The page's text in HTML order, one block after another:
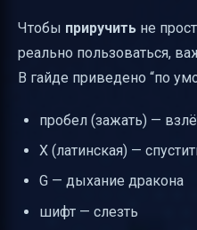
Чтобы приручить не
реально пользоваться,
В гайде приведено “по
пробел (зажать) —
X (латинская) —
G — дыхание дракона
шифт — слезть